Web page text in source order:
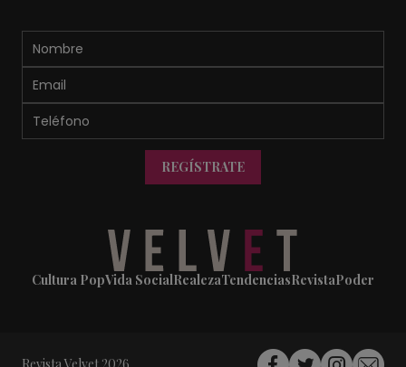
REGÍSTRATE
Cultura PopVida SocialRealezaTendenciasRevistaPoder